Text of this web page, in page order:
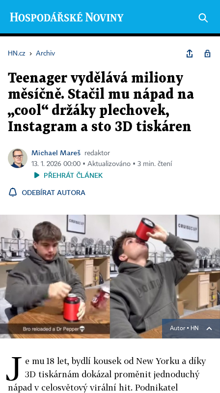
HN.cz › Archiv
Teenager vydělává miliony
měsíčně. Stačil mu nápad na
„cool“ držáky plechovek,
Instagram a sto 3D tiskáren
Michael Mareš
redaktor
13. 1. 2026 00:00 ▪ Aktualizováno ▪ 3 min. čtení
PŘEHRÁT ČLÁNEK
ODEBÍRAT AUTORA
Autor ▪ HN
J e mu 18 let, bydlí kousek od New Yorku a díky
3D tiskárnám dokázal proměnit jednoduchý
nápad v celosvětový virální hit. Podnikatel